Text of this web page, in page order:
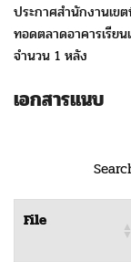
ประกาศสำนักงานเข
ทอดตลาดอาคารเรีย
จำนวน 1 หลัง
เอกสารแนบ
File